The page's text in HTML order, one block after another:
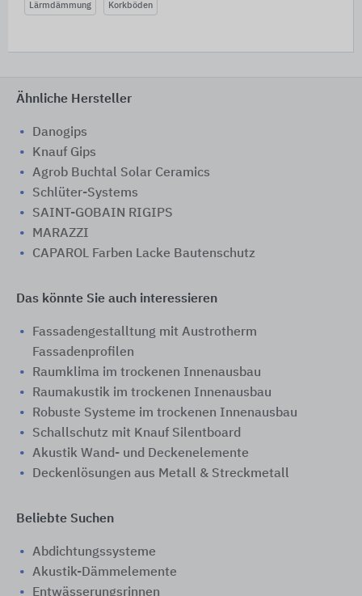
Lärmdämmung Korkböden
Ähnliche Hersteller
Danogips
Knauf Gips
Agrob Buchtal Solar Ceramics
Schlüter-Systems
SAINT-GOBAIN RIGIPS
MARAZZI
CAPAROL Farben Lacke Bautenschutz
Das könnte Sie auch interessieren
Fassadengestalltung mit Austrotherm
Fassadenprofilen
Raumklima im trockenen Innenausbau
Raumakustik im trockenen Innenausbau
Robuste Systeme im trockenen Innenausbau
Schallschutz mit Knauf Silentboard
Akustik Wand- und Deckenelemente
Deckenlösungen aus Metall & Streckmetall
Beliebte Suchen
Abdichtungssysteme
Akustik-Dämmelemente
Entwässerungsrinnen